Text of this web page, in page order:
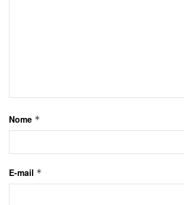
Nome *
E-mail *